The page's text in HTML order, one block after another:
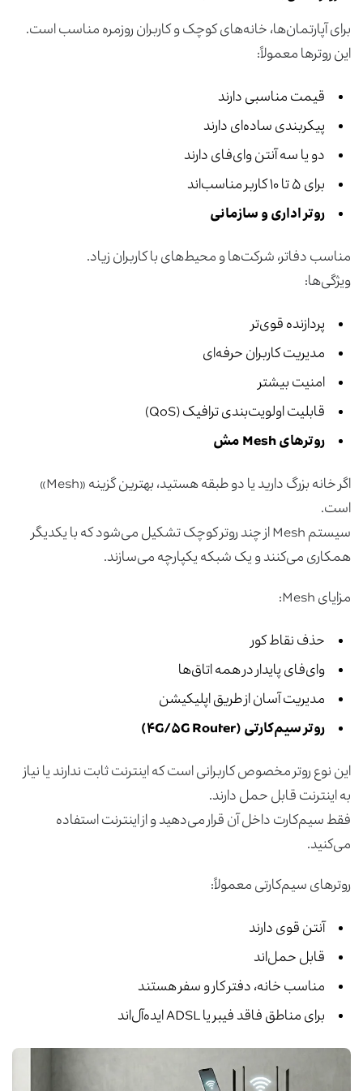
برای آپارتمان‌ها، خانه‌های کوچک و کاربران روزمره مناسب است.
این روترها معمولاً:
قیمت مناسبی دارند
پیکربندی ساده‌ای دارند
دو یا سه آنتن وای‌فای دارند
برای ۵ تا ۱۰ کاربر مناسب‌اند
روتر اداری و سازمانی
مناسب دفاتر، شرکت‌ها و محیط‌های با کاربران زیاد.
ویژگی‌ها:
پردازنده قوی‌تر
مدیریت کاربران حرفه‌ای
امنیت بیشتر
قابلیت اولویت‌بندی ترافیک (QoS)
روترهای
مش
اگر خانه بزرگ دارید یا دو طبقه هستید، بهترین گزینه «Mesh»
است.
سیستم Mesh از چند روتر کوچک تشکیل می‌شود که با یکدیگر
همکاری می‌کنند و یک شبکه یکپارچه می‌سازند.
مزایای Mesh:
حذف نقاط کور
وای‌فای پایدار در همه اتاق‌ها
مدیریت آسان از طریق اپلیکیشن
روتر سیم‌کارتی(۴G/۵G Router)
این نوع روتر مخصوص کاربرانی است که اینترنت ثابت ندارند یا نیاز
به اینترنت قابل حمل دارند.
فقط سیم‌کارت داخل آن قرار می‌دهید و از اینترنت استفاده
می‌کنید.
روترهای سیم‌کارتی معمولاً:
آنتن قوی دارند
قابل حمل‌اند
مناسب خانه، دفتر کار و سفر هستند
برای مناطق فاقد فیبر یا ADSL ایده‌آل‌اند